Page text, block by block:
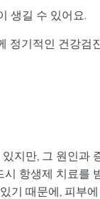
생길 수 있어요.
정기적인 건강검
지만, 그 원인과
항생제 치료를
기 때문에, 피부